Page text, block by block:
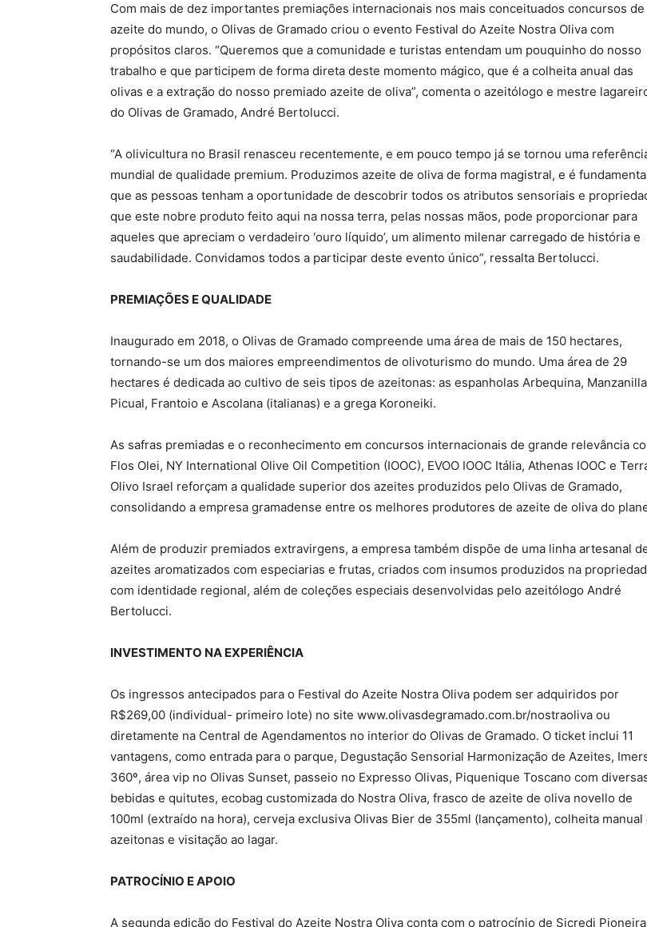
Com mais de dez importantes premiações internacionais nos mais conceituados concursos de
azeite do mundo, o Olivas de Gramado criou o evento Festival do Azeite Nostra Oliva com
propósitos claros. “Queremos que a comunidade e turistas entendam um pouquinho do nosso
trabalho e que participem de forma direta deste momento mágico, que é a colheita anual das
olivas e a extração do nosso premiado azeite de oliva”, comenta o azeitólogo e mestre
do Olivas de Gramado, André Bertolucci.
“A olivicultura no Brasil renasceu recentemente, e em pouco tempo já se tornou uma
mundial de qualidade premium. Produzimos azeite de oliva de forma magistral, e é
que as pessoas tenham a oportunidade de descobrir todos os atributos sensoriais e
que este nobre produto feito aqui na nossa terra, pelas nossas mãos, pode proporcionar para
aqueles que apreciam o verdadeiro ‘ouro líquido’, um alimento milenar carregado de história e
saudabilidade. Convidamos todos a participar deste evento único”, ressalta Bertolucci.
PREMIAÇÕES E QUALIDADE
Inaugurado em 2018, o Olivas de Gramado compreende uma área de mais de 150 hectares,
tornando-se um dos maiores empreendimentos de olivoturismo do mundo. Uma área de 29
hectares é dedicada ao cultivo de seis tipos de azeitonas: as espanholas Arbequina,
Picual, Frantoio e Ascolana (italianas) e a grega Koroneiki.
As safras premiadas e o reconhecimento em concursos internacionais de grande relevância
Flos Olei, NY International Olive Oil Competition (IOOC), EVOO IOOC Itália, Athenas IOOC e
Olivo Israel reforçam a qualidade superior dos azeites produzidos pelo Olivas de Gramado,
consolidando a empresa gramadense entre os melhores produtores de azeite de oliva do
Além de produzir premiados extravirgens, a empresa também dispõe de uma linha artesanal
azeites aromatizados com especiarias e frutas, criados com insumos produzidos na
com identidade regional, além de coleções especiais desenvolvidas pelo azeitólogo André
Bertolucci.
INVESTIMENTO NA EXPERIÊNCIA
Os ingressos antecipados para o Festival do Azeite Nostra Oliva podem ser adquiridos por
R$269,00 (individual- primeiro lote) no site www.olivasdegramado.com.br/nostraoliva ou
diretamente na Central de Agendamentos no interior do Olivas de Gramado. O ticket inclui 11
vantagens, como entrada para o parque, Degustação Sensorial Harmonização de Azeites,
360º, área vip no Olivas Sunset, passeio no Expresso Olivas, Piquenique Toscano com
bebidas e quitutes, ecobag customizada do Nostra Oliva, frasco de azeite de oliva novello de
100ml (extraído na hora), cerveja exclusiva Olivas Bier de 355ml (lançamento), colheita manual
azeitonas e visitação ao lagar.
PATROCÍNIO E APOIO
A segunda edição do Festival do Azeite Nostra Oliva conta com o patrocínio de Sicredi